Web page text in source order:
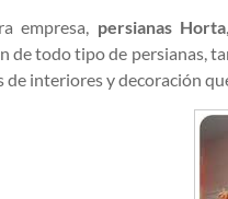
empresa, persianas Horta
de todo tipo de persianas,
de interiores y decoración